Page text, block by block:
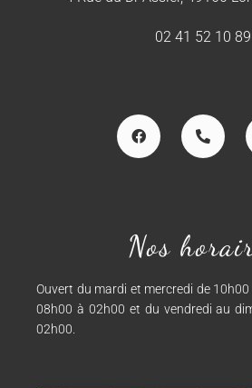
02 41 52 10 89
Nos
Ouvert du mardi et mercredi de
08h00 à 02h00 et du vendredi au
02h00.